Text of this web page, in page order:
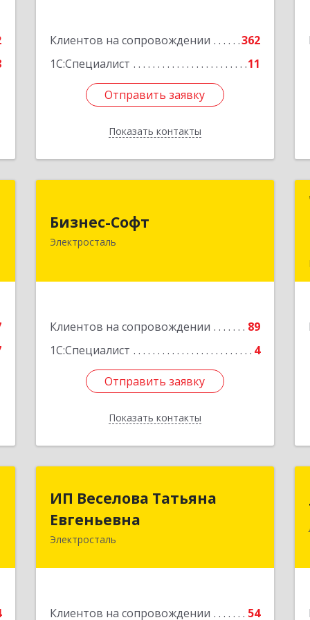
Клиентов на сопровождении
362
1С:Специалист
11
Отправить заявку
Показать контакты
Отправить заявку
Назад
Бизнес-Софт
Электросталь
Клиентов на сопровождении
89
1С:Специалист
4
Отправить заявку
Показать контакты
144000, Московская обл,
Электросталь г, Карла Маркса ул, дом
Отправить заявку
Назад
ИП Веселова Татьяна
Евгеньевна
Электросталь
Клиентов на сопровождении
54
Евгеньевна
Подробнее